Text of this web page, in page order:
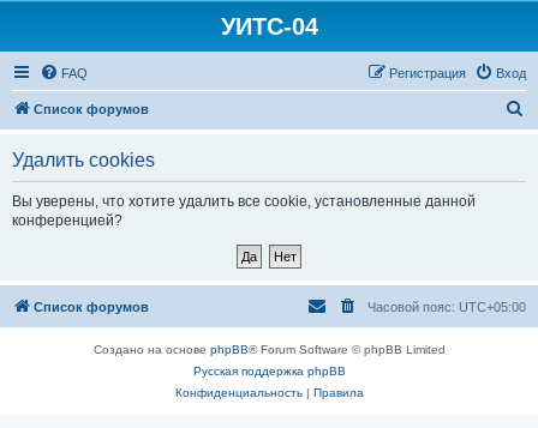
УИТС-04
FAQ Вход
Регистрация
Список форумов
Удалить cookies
Вы уверены, что хотите удалить все cookie, установленные данной
конференцией?
Список форумов Часовой пояс: UTC+05:00
Создано на основе phpBB® Forum Software © phpBB Limited
Русская поддержка phpBB
Конфиденциальность| Правила